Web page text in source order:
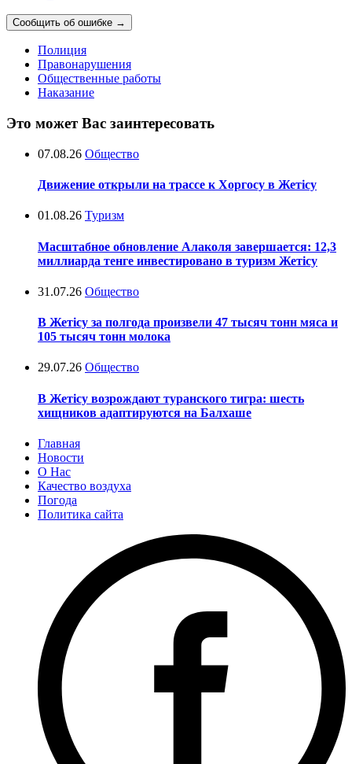
Сообщить об ошибке →
Полиция
Правонарушения
Общественные работы
Наказание
Это может Вас заинтересовать
07.08.26 Общество
Движение открыли на трассе к Хоргосу в Жетісу
01.08.26 Туризм
Масштабное обновление Алаколя завершается: 12,3
миллиарда тенге инвестировано в туризм Жетісу
31.07.26 Общество
В Жетісу за полгода произвели 47 тысяч тонн мяса и
105 тысяч тонн молока
29.07.26 Общество
В Жетісу возрождают туранского тигра: шесть
хищников адаптируются на Балхаше
Главная
Новости
О Нас
Качество воздуха
Погода
Политика сайта